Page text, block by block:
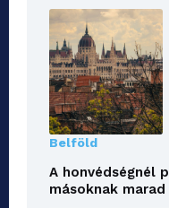
Belföld
A honvédségnél
másoknak